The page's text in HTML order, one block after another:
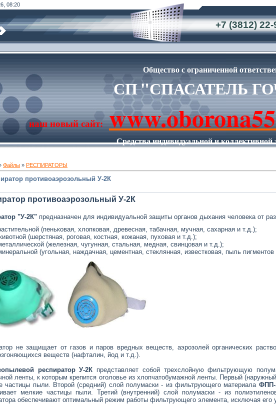
08:20
+7 (3812)
Общество с ограниченной
СП"СПАСАТЕЛЬ
наш новый сайт:
Средства индивидуальной и
Файлы » РЕСПИРАТОРЫ
противоаэрозольный У-2К
противоаэрозольный У-2К
"У-2К" предназначен для индивидуальной защиты органов дыхания человека от
(пеньковая, хлопковая, древесная, табачная, мучная, сахарная и т.д.);
(шерстяная, роговая, костная, кожаная, пуховая и т.д.);
(железная, чугунная, стальная, медная, свинцовая и т.д.);
(угольная, наждачная, цементная, стеклянная, известковая, пыль
не защищает от газов и паров вредных веществ, аэрозолей органических
веществ (нафталин, йод и т.д.).
респиратор У-2К представляет собой трехслойную фильтрующую
ленты, к которым крепится оголовье из хлопчатобумажной ленты. Первый
частицы пыли. Второй (средний) слой полумаски - из фильтрующего материала ФПП-
мелкие частицы пыли. Третий (внутренний) слой полумаски - из
обеспечивают оптимальный режим работы фильтрующего элемента, исключая его